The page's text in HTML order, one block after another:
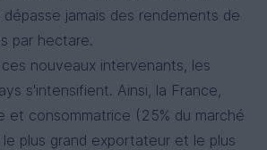
jamais des rendements de
par hectare.
nouveaux intervenants, les
s'intensifient. Ainsi, la France,
et consommatrice (25% du marché
plus grand exportateur et le plus